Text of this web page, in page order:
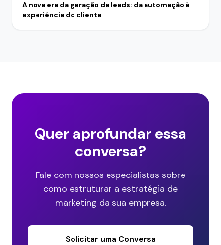
A nova era da geração de leads: da automação à
experiência do cliente
Quer aprofundar essa
conversa?
Fale com nossos especialistas sobre
como estruturar a estratégia de
marketing da sua empresa.
Solicitar uma Conversa